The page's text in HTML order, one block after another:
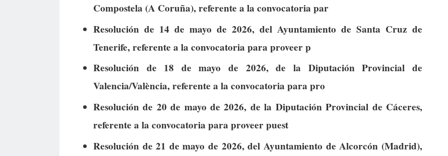
Compostela (A Coruña), referente a la convocatoria par
Resolución de 14 de mayo de 2026, del Ayuntamiento de Santa Cruz de
Tenerife, referente a la convocatoria para proveer p
Resolución de 18 de mayo de 2026, de la Diputación Provincial de
Valencia/València, referente a la convocatoria para pro
Resolución de 20 de mayo de 2026, de la Diputación Provincial de Cáceres,
referente a la convocatoria para proveer puest
Resolución de 21 de mayo de 2026, del Ayuntamiento de Alcorcón (Madrid),